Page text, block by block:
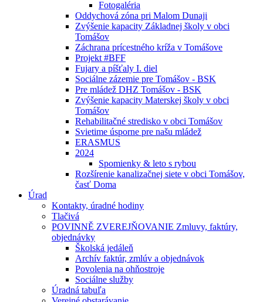
Fotogaléria
Oddychová zóna pri Malom Dunaji
Zvýšenie kapacity Základnej školy v obci
Tomášov
Záchrana prícestného kríža v Tomášove
Projekt #BFF
Fujary a píšťaly I. diel
Sociálne zázemie pre Tomášov - BSK
Pre mládež DHZ Tomášov - BSK
Zvýšenie kapacity Materskej školy v obci
Tomášov
Rehabilitačné stredisko v obci Tomášov
Svietime úsporne pre našu mládež
ERASMUS
2024
Spomienky & leto s rybou
Rozšírenie kanalizačnej siete v obci Tomášov,
časť Doma
Úrad
Kontakty, úradné hodiny
Tlačivá
POVINNĚ ZVEREJŇOVANIE Zmluvy, faktúry,
objednávky
Školská jedáleň
Archív faktúr, zmlúv a objednávok
Povolenia na ohňostroje
Sociálne služby
Úradná tabuľa